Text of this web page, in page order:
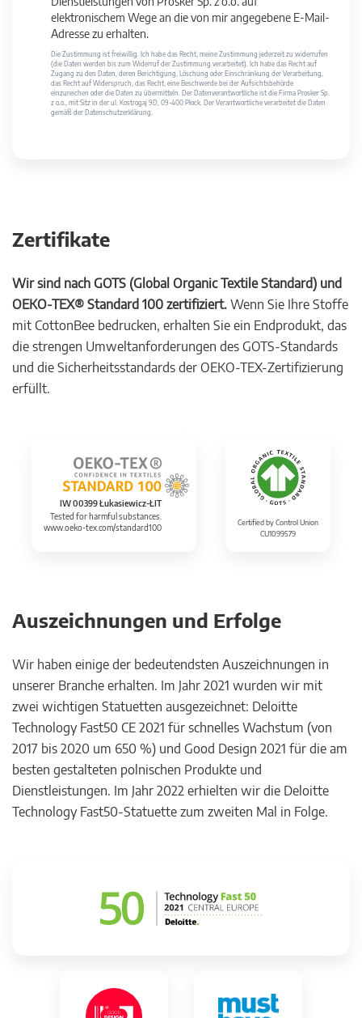
elektronischem Wege an die von mir angegebene E-Mail-
Adresse zu erhalten.
Die Zustimmung ist freiwillig. Ich habe das Recht, meine Zustimmung jederzeit zu widerrufen
(die Daten werden bis zum Widerruf der Zustimmung verarbeitet). Ich habe das Recht auf
Zugang zu den Daten, deren Berichtigung, Löschung oder Einschränkung der Verarbeitung,
das Recht auf Widerspruch, das Recht, eine Beschwerde bei der Aufsichtsbehörde
einzureichen oder die Daten zu übermitteln. Der Datenverantwortliche ist die Firma Prosker Sp.
z o.o., mit Sitz in der ul. Kostrogaj 9D, 09-400 Płock. Der Verantwortliche verarbeitet die Daten
gemäß der Datenschutzerklärung.
Zertifikate
Wir sind nach GOTS (Global Organic Textile Standard) und
OEKO-TEX® Standard 100 zertifiziert. Wenn Sie Ihre Stoffe
mit CottonBee bedrucken, erhalten Sie ein Endprodukt, das
die strengen Umweltanforderungen des GOTS-Standards
und die Sicherheitsstandards der OEKO-TEX-Zertifizierung
erfüllt.
IW 00399 Łukasiewicz-ŁIT
Tested for harmful substances.
www.oeko-tex.com/standard100
Certified by Control Union
CU1099579
Auszeichnungen und Erfolge
Wir haben einige der bedeutendsten Auszeichnungen in
unserer Branche erhalten. Im Jahr 2021 wurden wir mit
zwei wichtigen Statuetten ausgezeichnet: Deloitte
Technology Fast50 CE 2021 für schnelles Wachstum (von
2017 bis 2020 um 650 %) und Good Design 2021 für die am
besten gestalteten polnischen Produkte und
Dienstleistungen. Im Jahr 2022 erhielten wir die Deloitte
Technology Fast50-Statuette zum zweiten Mal in Folge.